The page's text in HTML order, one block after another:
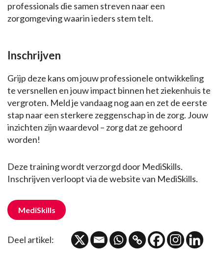
professionals die samen streven naar een
zorgomgeving waarin ieders stem telt.
Inschrijven
Grijp deze kans om jouw professionele ontwikkeling
te versnellen en jouw impact binnen het ziekenhuis te
vergroten. Meld je vandaag nog aan en zet de eerste
stap naar een sterkere zeggenschap in de zorg. Jouw
inzichten zijn waardevol – zorg dat ze gehoord
worden!
Deze training wordt verzorgd door MediSkills.
Inschrijven verloopt via de website van MediSkills.
MediSkills
Deel artikel: